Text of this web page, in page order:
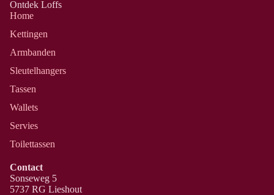
Ontdek Loffs
Home
Kettingen
Armbanden
Sleutelhangers
Tassen
Wallets
Servies
Toilettassen
Contact
Sonseweg 5
5737 RG Lieshout